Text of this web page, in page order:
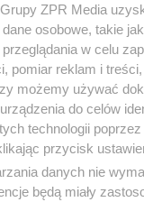
ZPR Media
osobowe, takie
w celu
pomiar reklam i
możemy używać
do celów
technologii poprzez
przycisk
danych nie
będą miały